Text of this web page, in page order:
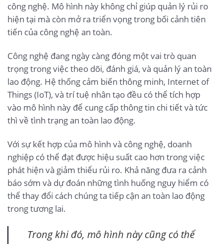
công nghệ. Mô hình này không chỉ giúp quản lý rủi ro
hiện tại mà còn mở ra triển vọng trong bối cảnh tiên
tiến của công nghệ an toàn.
Công nghệ đang ngày càng đóng một vai trò quan
trọng trong việc theo dõi, đánh giá, và quản lý an toàn
lao động. Hệ thống cảm biến thông minh, Internet of
Things (IoT), và trí tuệ nhân tạo đều có thể tích hợp
vào mô hình này để cung cấp thông tin chi tiết và tức
thì về tình trạng an toàn lao động.
Với sự kết hợp của mô hình và công nghệ, doanh
nghiệp có thể đạt được hiệu suất cao hơn trong việc
phát hiện và giảm thiểu rủi ro. Khả năng đưa ra cảnh
báo sớm và dự đoán những tình huống nguy hiểm có
thể thay đổi cách chúng ta tiếp cận an toàn lao động
trong tương lai.
Trong khi đó, mô hình này cũng có thể